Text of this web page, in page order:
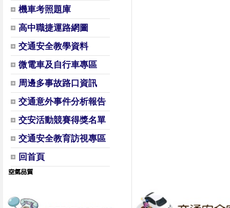
機車考照題庫
高中職捷運路網圖
交通安全教學資料
微電車及自行車專區
周邊多事故路口資訊
交通意外事件分析報告
交安活動競賽得獎名單
交通安全教育訪視專區
回首頁